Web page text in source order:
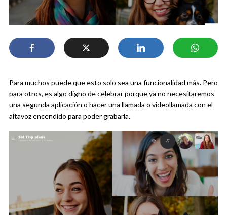
Para muchos puede que esto solo sea una funcionalidad más. Pero
para otros, es algo digno de celebrar porque ya no necesitaremos
una segunda aplicación o hacer una llamada o videollamada con el
altavoz encendido para poder grabarla.